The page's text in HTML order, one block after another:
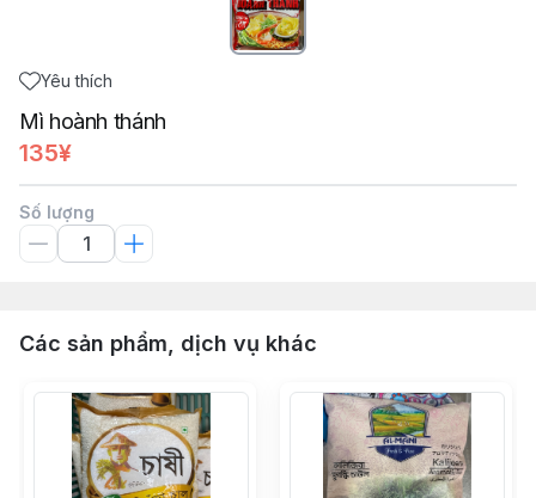
Yêu thích
Mì hoành thánh
135¥
Số lượng
Các sản phẩm, dịch vụ khác